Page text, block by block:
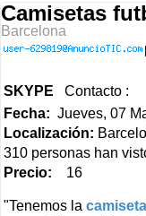
Camisetas
Barcelona
SKYPE Contacto :
Fecha: Jueves, 07
Localización:
310 personas han
Precio: 16
"Tenemos la